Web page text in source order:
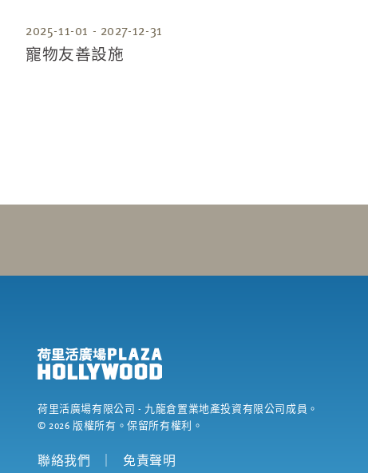
2025-11-01 - 2027-12-31
寵物友善設施
荷里活廣場有限公司 - 九龍倉置業地產投資有限公司成員。
©2026 版權所有。保留所有權利。
聯絡我們 ｜ 免責聲明